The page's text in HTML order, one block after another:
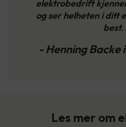
elektrobedrift
og ser helheten i ditt
best.
- Henning Backe
Les mer om